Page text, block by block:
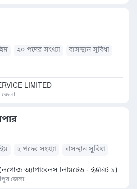
২০ পদের সংখ্যা
বাসস্থান সুবিধা
LIMITED
জেলা
২ পদের সংখ্যা বাসস্থান সুবিধা
(লগোজ অ্যাপারেলস লিমিটেড - ইউনিট ১)
জেলা